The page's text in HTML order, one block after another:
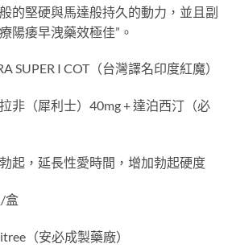
的堅硬與馬達般持久的動力，並且副
陽痿早洩藥效極佳”。
SUPER I COT（台灣譯名印度紅魔）
非（犀利士）40mg + 達泊西汀（必
起，延長性愛時間，增加勃起硬度
盒
（安必成製藥廠）